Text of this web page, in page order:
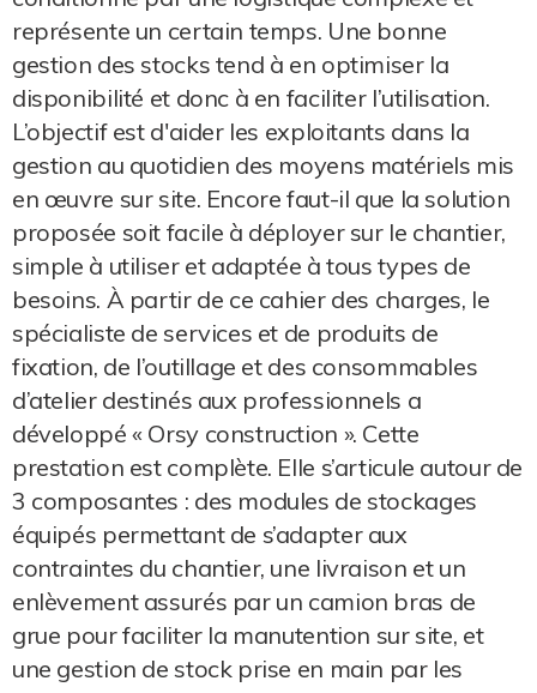
représente un certain temps. Une bonne
gestion des stocks tend à en optimiser la
disponibilité et donc à en faciliter l’utilisation.
L’objectif est d'aider les exploitants dans la
gestion au quotidien des moyens matériels mis
en œuvre sur site. Encore faut-il que la solution
proposée soit facile à déployer sur le chantier,
simple à utiliser et adaptée à tous types de
besoins. À partir de ce cahier des charges, le
spécialiste de services et de produits de
fixation, de l’outillage et des consommables
d’atelier destinés aux professionnels a
développé « Orsy construction ». Cette
prestation est complète. Elle s’articule autour de
3 composantes : des modules de stockages
équipés permettant de s’adapter aux
contraintes du chantier, une livraison et un
enlèvement assurés par un camion bras de
grue pour faciliter la manutention sur site, et
une gestion de stock prise en main par les